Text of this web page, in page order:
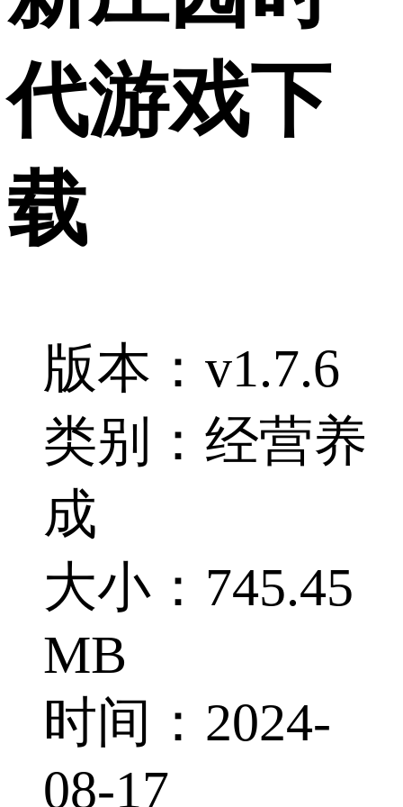
代游戏下
载
版本：v1.7.6
类别：经营养
成
大小：745.45
MB
时间：2024-
08-17